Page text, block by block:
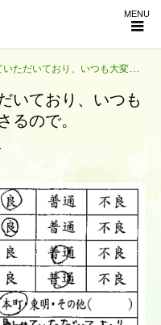
MENU
おり、いつも大変良くして下さるので。
いており、いつも
るので。